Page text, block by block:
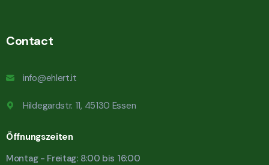
Contact
info@ehlert.it
Hildegardstr. 11, 45130 Essen
Öffnungszeiten
Montag - Freitag: 8:00 bis 16:00